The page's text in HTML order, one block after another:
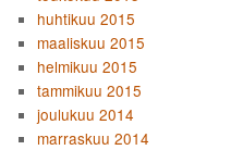
huhtikuu 2015
maaliskuu 2015
helmikuu 2015
tammikuu 2015
joulukuu 2014
marraskuu 2014